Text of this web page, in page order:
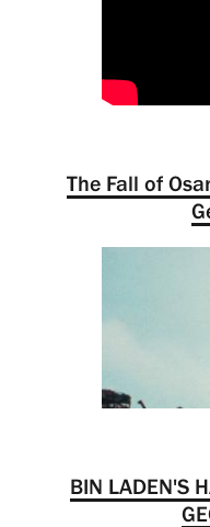
The Fall of
BIN LADEN'S